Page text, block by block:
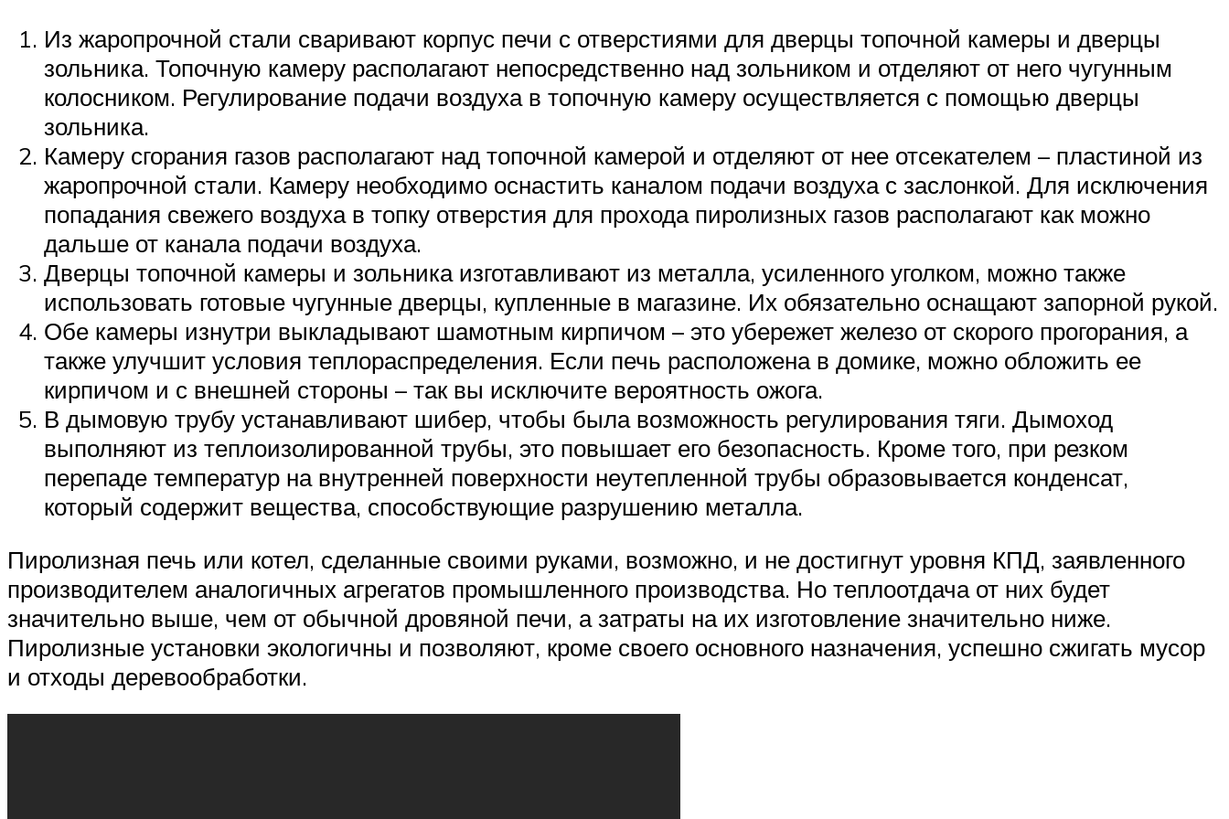
Из жаропрочной стали сваривают корпус печи с отверстиями для дверцы топочной камеры и дверцы
зольника. Топочную камеру располагают непосредственно над зольником и отделяют от него чугунным
колосником. Регулирование подачи воздуха в топочную камеру осуществляется с помощью дверцы
зольника.
Камеру сгорания газов располагают над топочной камерой и отделяют от нее отсекателем – пластиной из
жаропрочной стали. Камеру необходимо оснастить каналом подачи воздуха с заслонкой. Для исключения
попадания свежего воздуха в топку отверстия для прохода пиролизных газов располагают как можно
дальше от канала подачи воздуха.
Дверцы топочной камеры и зольника изготавливают из металла, усиленного уголком, можно также
использовать готовые чугунные дверцы, купленные в магазине. Их обязательно оснащают запорной рукой.
Обе камеры изнутри выкладывают шамотным кирпичом – это убережет железо от скорого прогорания, а
также улучшит условия теплораспределения. Если печь расположена в домике, можно обложить ее
кирпичом и с внешней стороны – так вы исключите вероятность ожога.
В дымовую трубу устанавливают шибер, чтобы была возможность регулирования тяги. Дымоход
выполняют из теплоизолированной трубы, это повышает его безопасность. Кроме того, при резком
перепаде температур на внутренней поверхности неутепленной трубы образовывается конденсат,
который содержит вещества, способствующие разрушению металла.
Пиролизная печь или котел, сделанные своими руками, возможно, и не достигнут уровня КПД, заявленного
производителем аналогичных агрегатов промышленного производства. Но теплоотдача от них будет
значительно выше, чем от обычной дровяной печи, а затраты на их изготовление значительно ниже.
Пиролизные установки экологичны и позволяют, кроме своего основного назначения, успешно сжигать мусор
и отходы деревообработки.